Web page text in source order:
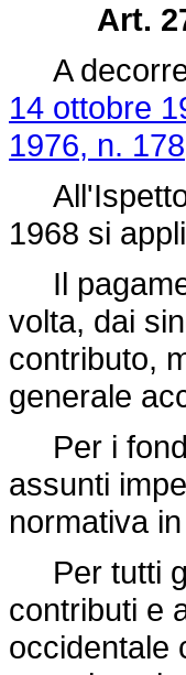
Art.
A
14 ottobre
1976, n. 178
1968 si
Il
volta, dai
contributo,
generale
Per i fondi
assunti
normativa
Per tutti
contributi e
occidentale